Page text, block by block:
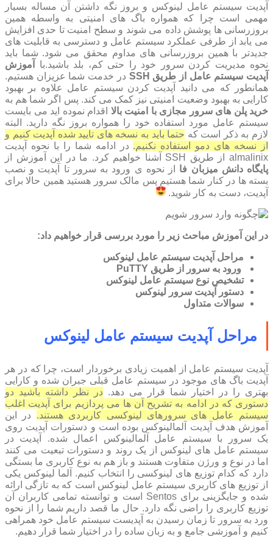
آپدیت سیستم عامل لینوکس و بروز نگه داشتن آن مساله بسیار
مهمی است چرا که همواره باگ های امنیتی به واسطه همین
بروزرسانی ها پوشش داده می شوند و سطح امنیت تا حدی افزایش
می یابد از طرفی عملکرد سیستم عامل و دسترسی به قابلیت های
جدیدتر با همین بروزرسانی های مداوم محقق می شود. شما باید
نحوه مدیریت کردن سرور خود را حتی کم، بلد باشید.با
آموزش
آپدیت سیستم عامل از طریق SSH
در خدمت شما عزیزان هستیم.
همانطور که می دانید آپدیت کردن سیستم عامل علاوه بر بهبود
کارایی به بهبود وضعیت امنیتی نیز کمک می کند. پس اگر شما هم به
خرید پلن های سرور مجازی با امنیت بالا اقدام نموده اید می بایست
سیستم عامل مورد استفاده خود را همواره بروز نگه دارید. البته
لازم به ذکر است که حتما باید به نسخه های تایید شده آپدیت کنیم و
از نسخه های دمو استفاده نکنیم. در ادامه شما را با نحوه آپدیت
almalinix از طریق SSH آشنا خواهیم کرد. ما در این آموزش از
پایگاه دانش میزبان فا
از نحوه ی ورود به سرور تا آپدیت و نصب
بسته ها در کنار شما هستیم پس مالک سرور هستید همین حالا برای
آپدیت، دست به کار شوید.
در این آموزش مباحث زیر را مورد بررسی قرار خواهیم داد:
مراحل آپدیت سیستم عامل لینوکس
ورود به سرور از طریق PuTTY
تشخیص نوع سیستم عامل لینوکس
دستور آپدیت سرور لینوکس
سوالات متداول
مراحل آپدیت سیستم عامل لینوکس
آپدیت سیستم عامل از اهمیت زیادی برخوردار است، چرا که در هر
آپدیت باگ های موجود در سیستم عامل قبلی جبران شده و کارایی
بهتری را در اختیار شما قرار می دهد. در نظر داشته باشید دو
دستوری که در ادامه به تشریح آن ها می پردازیم برای آپدیت اغلب
سیستم عامل های سرورهای لینوکسی کاربردی هستند. در این
آموزش هدف آپدیت آلمالینوکس بوده است و دستورات آپدیت روی
یک سرور با سیستم عامل آلمالینوکس اعمال شده. آپدیت در
سیستم عامل های لینوکس از یک روند و دستورات تبعیت می کنند
اما در نوع و ورژن متفاوت هستند و باز هم به نوع کاربری ما بستگی
دارد که کدام توزیع های لینوکسی را انتخاب کنیم. آلما لینوکس یکی
از توزیع های کاربری سیستم عامل لینوکس است که به تازگی ارائه
شده و جایگزینی برای Sentos است و توانسته تمامی کاربران آن
توزیع کاربری را راضی نگه دارد. حال ما قصد داریم شما را از نحوه
ورد به سرور تا زمان رسیدن به آپدیست سیستم عامل خود همراهی
کنیم و آموزشی جامع و به زبان ساده را در اختیار شما قرار دهیم.